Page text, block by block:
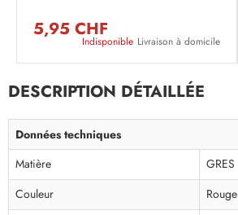
5,95 CHF
Indisponible Livraison à domicile
DESCRIPTION DÉTAILLÉE
Données techniques
Matière
GRES
Couleur
Rouge